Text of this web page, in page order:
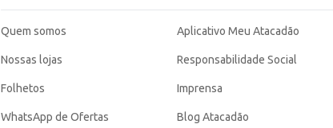
Quem somos
Nossas lojas
Folhetos
WhatsApp de Ofertas
Aplicativo Meu Atacadão
Responsabilidade Social
Imprensa
Blog Atacadão